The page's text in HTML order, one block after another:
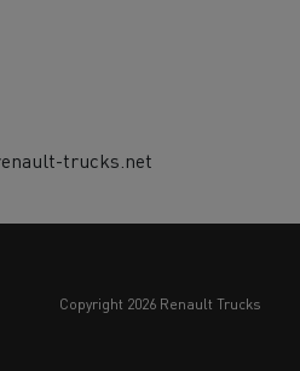
trucks.net
copyright 2026 Renault Trucks